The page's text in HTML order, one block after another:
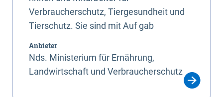
Verbraucherschutz, Tiergesundheit und
Tierschutz. Sie sind mit Auf gab
Anbieter
Nds. Ministerium für Ernährung,
Landwirtschaft und Verbraucherschutz